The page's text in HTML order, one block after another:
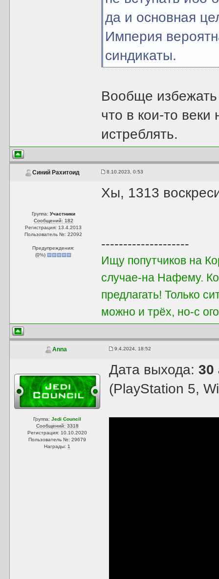
да и основная
Империя
синдикаты.
Вообще
что в кои-то
истреблять.
Синий Рахитоид 8.10.2023, 0:53
Группа: Участники
Сообщений: 182
Регистрация: 13.4.2013
Пользователь №: 22092
Предупреждения:
(0%)
Хы, 1313
--------------------
Ищу попутчиков на
случае-на Нафему.
предлагать! Только
можно и трёх, но-с
Anna 9.4.2024, 18:52
Группа:Jedi Council
Сообщений: 3318
Регистрация: 10.10.2020
Пользователь №: 29679
Награды: 1
Дата выхода:30
(PlayStation 5,